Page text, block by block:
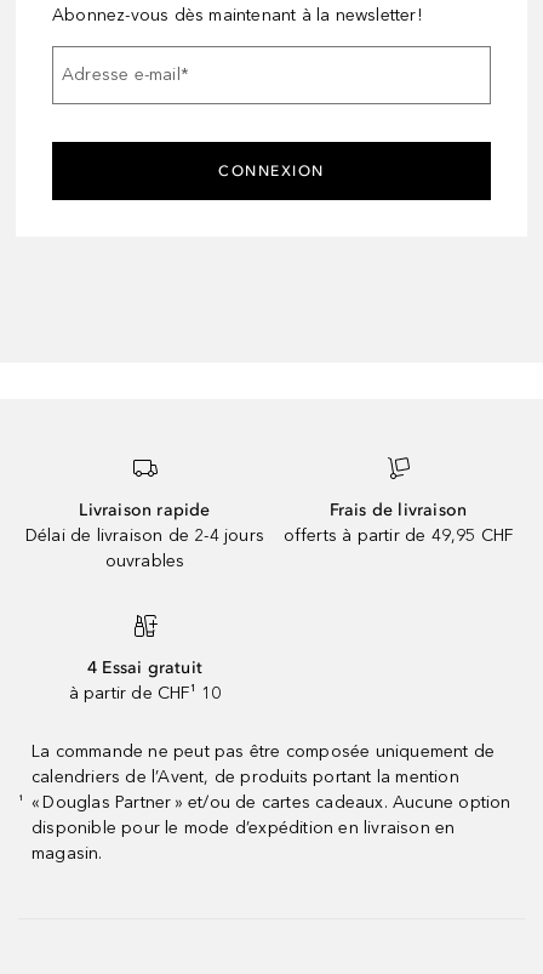
Abonnez-vous dès maintenant à la newsletter!
Adresse e-mail*
CONNEXION
Livraison rapide
Délai de livraison de 2-4 jours
ouvrables
Frais de livraison
offerts à partir de 49,95 CHF
4 Essai gratuit
à partir de CHF¹ 10
¹
La commande ne peut pas être composée uniquement de
calendriers de l’Avent, de produits portant la mention
« Douglas Partner » et/ou de cartes cadeaux. Aucune option
disponible pour le mode d’expédition en livraison en
magasin.